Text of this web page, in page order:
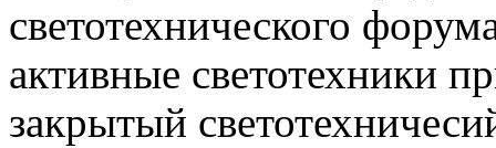
светотехнического
активные светотехники
закрытый